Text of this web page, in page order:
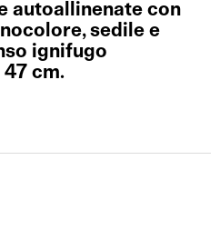
autoallinenate con
sedile e
ignifugo
47 cm.